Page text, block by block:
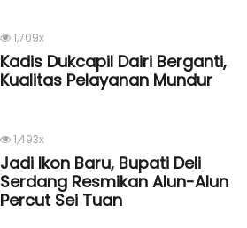
1,709x
Kadis Dukcapil Dairi Berganti,
Kualitas Pelayanan Mundur
1,493x
Jadi Ikon Baru, Bupati Deli
Serdang Resmikan Alun-Alun
Percut Sei Tuan